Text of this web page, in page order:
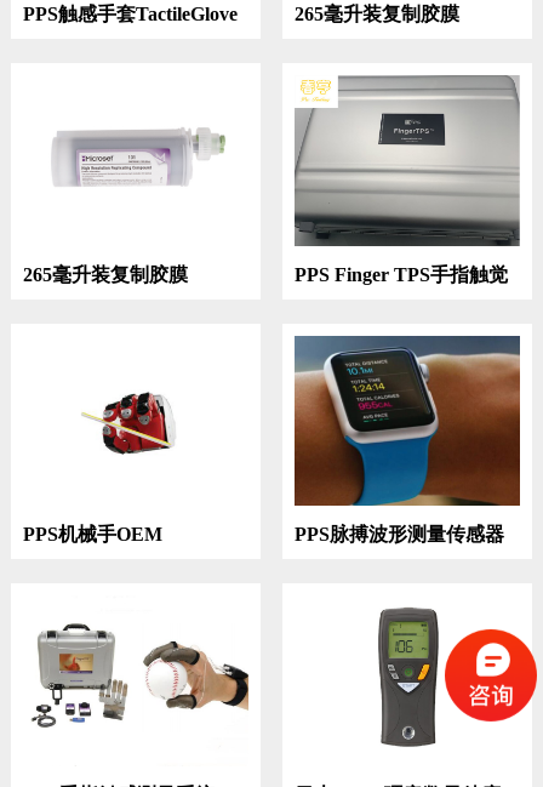
PPS触感手套TactileGlove 265毫升装复制胶膜
265毫升装复制胶膜
PPS Finger TPS手指触觉
PPS机械手OEM PPS脉搏波形测量传感器